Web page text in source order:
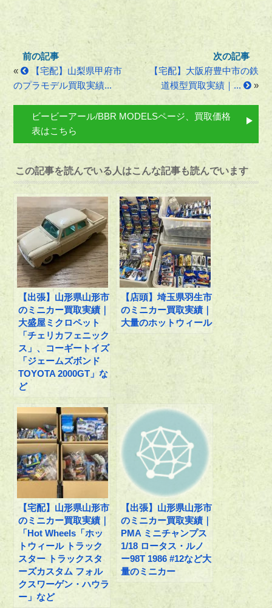
«
【宅配】山梨県甲府市
のプラモデル買取実績...
【宅配】大阪府豊中市の鉄
道模型買取実績｜...
»
ビービーアール/BBR MODELSページ、買取価格
表はこちら
この記事を読んでいる人はこんな記事も読んでいます
【出張】山形県山形市
のミニカー買取実績｜
大盛屋ミクロペット
「チェリカフェニック
ス」、コーギートイズ
「ジェームズボンド
TOYOTA 2000GT」な
ど
【店頭】埼玉県羽生市
のミニカー買取実績｜
大量のホットウィール
【宅配】山形県山形市
のミニカー買取実績｜
「Hot Wheels「ホッ
トウィール トラック
スター トラックスタ
ーズカスタム フォル
クスワーゲン・ハウラ
ー」など
【出張】山形県山形市
のミニカー買取実績｜
PMA ミニチャンプス
1/18 ロータス・ルノ
ー98T 1986 #12など大
量のミニカー